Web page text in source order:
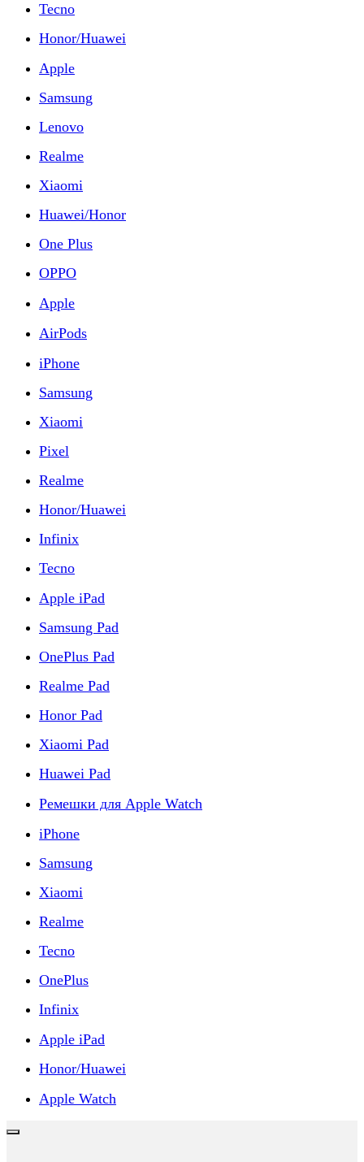
Tecno
Honor/Huawei
Apple
Samsung
Lenovo
Realme
Xiaomi
Huawei/Honor
One Plus
OPPO
Apple
AirPods
iPhone
Samsung
Xiaomi
Pixel
Realme
Honor/Huawei
Infinix
Tecno
Apple iPad
Samsung Pad
OnePlus Pad
Realme Pad
Honor Pad
Xiaomi Pad
Huawei Pad
Ремешки для Apple Watch
iPhone
Samsung
Xiaomi
Realme
Tecno
OnePlus
Infinix
Apple iPad
Honor/Huawei
Apple Watch